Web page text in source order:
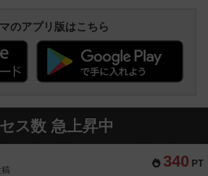
のアプリ版はこちら
ス数 急上昇中
340 PT